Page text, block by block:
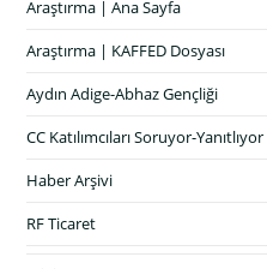
Araştırma | Ana Sayfa
Araştırma | KAFFED Dosyası
Aydın Adige-Abhaz Gençliği
CC Katılımcıları Soruyor-Yanıtlıyor
Haber Arşivi
RF Ticaret